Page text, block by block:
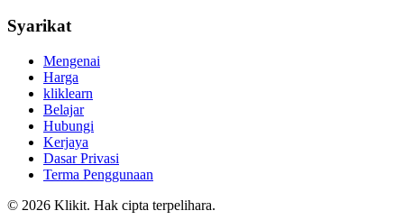
Syarikat
Mengenai
Harga
kliklearn
Belajar
Hubungi
Kerjaya
Dasar Privasi
Terma Penggunaan
© 2026 Klikit. Hak cipta terpelihara.